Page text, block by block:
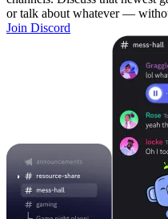
or talk about whatever —
Join Discord